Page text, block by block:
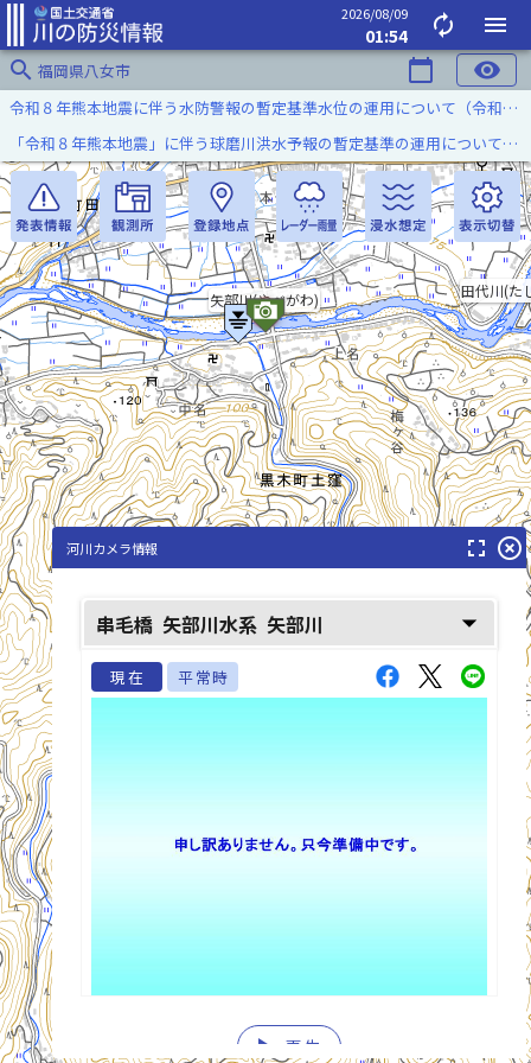
2026/08/09
01:54 autorenew
menu
search 福岡県八女市 calendar_today visibility
矢部川(やべがわ) 田代川(た
令和８年熊本地震に伴う水防警報の暫定基準水位の運用について（令和８年８月７日）
「令和８年熊本地震」に伴う球磨川洪水予報の暫定基準の運用について（令和８年８月５日）
河川カメラ情報 fullscreen highlight_off
串毛橋 矢部川水系 矢部川 arrow_drop_down
現在 平常時
play_arrow 再生